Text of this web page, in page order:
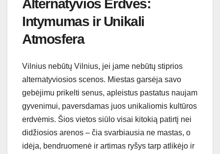
Alternatyvios Erdvės:
Intymumas ir Unikali
Atmosfera
Vilnius nebūtų Vilnius, jei jame nebūtų stiprios
alternatyviosios scenos. Miestas garsėja savo
gebėjimu prikelti senus, apleistus pastatus naujam
gyvenimui, paversdamas juos unikaliomis kultūros
erdvėmis. Šios vietos siūlo visai kitokią patirtį nei
didžiosios arenos – čia svarbiausia ne mastas, o
idėja, bendruomenė ir artimas ryšys tarp atlikėjo ir